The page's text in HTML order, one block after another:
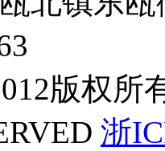
版权
浙